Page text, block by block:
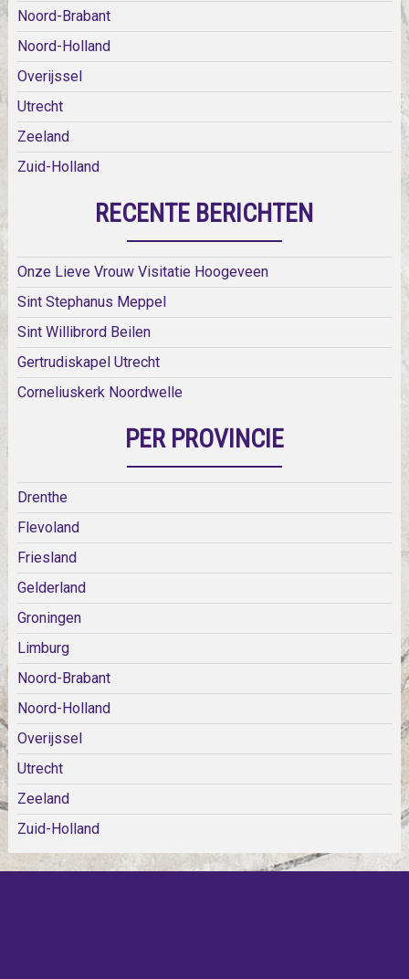
Noord-Brabant
Noord-Holland
Overijssel
Utrecht
Zeeland
Zuid-Holland
RECENTE BERICHTEN
Onze Lieve Vrouw Visitatie Hoogeveen
Sint Stephanus Meppel
Sint Willibrord Beilen
Gertrudiskapel Utrecht
Corneliuskerk Noordwelle
PER PROVINCIE
Drenthe
Flevoland
Friesland
Gelderland
Groningen
Limburg
Noord-Brabant
Noord-Holland
Overijssel
Utrecht
Zeeland
Zuid-Holland